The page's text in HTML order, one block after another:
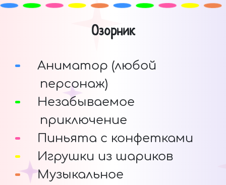
Озорник
Аниматор (любой
персонаж)
Незабываемое
приключение
Пиньята с конфетками
Игрушки из шариков
Музыкальное